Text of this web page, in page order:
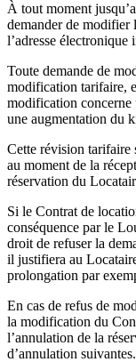
À tout moment
demander de modifier
l’adresse
Toute demande de
modification tarifaire,
modification concerne
une augmentation du
Cette révision tarifaire
au moment de la
réservation du
Si le Contrat de
conséquence par le
droit de refuser la
il justifiera au
prolongation par
En cas de refus de
la modification du
l’annulation de la
d’annulation suivantes.